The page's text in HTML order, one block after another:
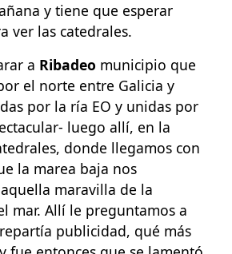
y tiene que esperar
ver las catedrales.
a Ribadeo municipio que
el norte entre Galicia y
por la ría EO y unidas por
luego allí, en la
donde llegamos con
la marea baja nos
maravilla de la
mar. Allí le preguntamos a
publicidad, qué más